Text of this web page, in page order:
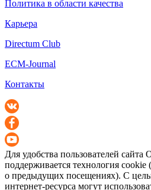
Политика в области качества
Карьера
Directum Club
ECM-Journal
Контакты
Для удобства пользователей сайта
поддерживается технология
о предыдущих посещениях). С
интернет-ресурса могут